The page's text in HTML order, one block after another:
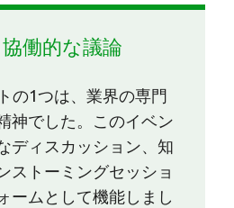
働的な議論
の1つは、業界の専門
神でした。このイベン
ディスカッション、知
ストーミングセッショ
ームとして機能しまし